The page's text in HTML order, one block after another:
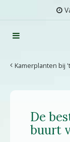
Kamerplanten bij
De
buurt